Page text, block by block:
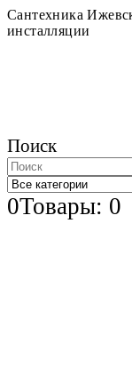
Сантехника
инсталляции
Поиск
0Товары: 0